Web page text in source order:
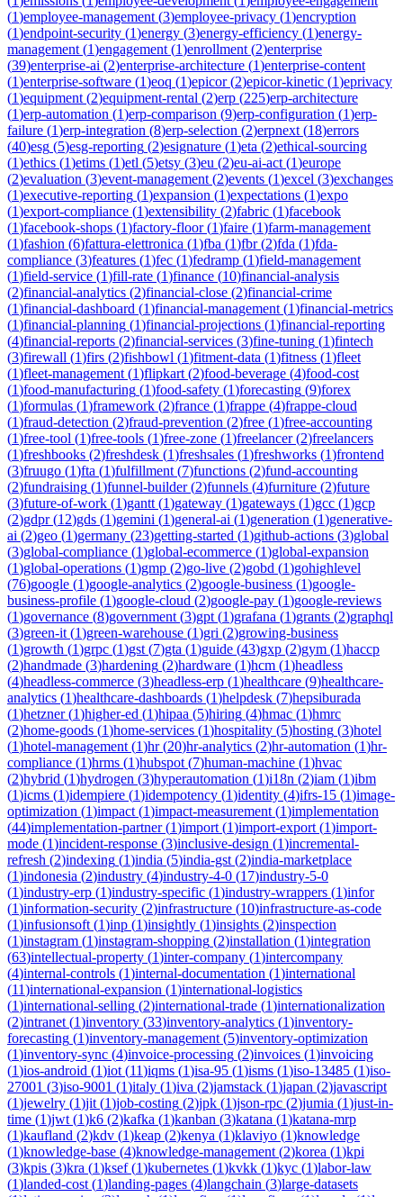
(1)employee-management (3)employee-privacy (1)encryption
(1)endpoint-security (1)energy (3)energy-efficiency (1)energy-
management (1)engagement (1)enrollment (2)enterprise
(39)enterprise-ai (2)enterprise-architecture (1)enterprise-content
(1)enterprise-software (1)eoq (1)epicor(2)epicor-kinetic (1)eprivacy
(1)equipment (2)equipment-rental (2)erp (225)erp-architecture
(1)erp-automation (1)erp-comparison (9)erp-configuration (1)erp-
failure (1)erp-integration (8)erp-selection (2)erpnext (18)errors
(40)esg (5)esg-reporting (2)esignature (1)eta (2)ethical-sourcing
(1)ethics (1)etims (1)etl (5)etsy (3)eu (2)eu-ai-act (1)europe
(2)evaluation (3)event-management (2)events (1)excel (3)exchanges
(1)executive-reporting (1)expansion (1)expectations (1)expo
(1)export-compliance (1)extensibility (2)fabric (1)facebook
(1)facebook-shops (1)factory-floor(1)faire (1)farm-management
(1)fashion (6)fattura-elettronica (1)fba (1)fbr(2)fda (1)fda-
compliance (3)features (1)fec (1)fedramp (1)field-management
(1)field-service (1)fill-rate (1)finance (10)financial-analysis
(2)financial-analytics (2)financial-close (2)financial-crime
(1)financial-dashboard (1)financial-management (1)financial-metrics
(1)financial-planning (1)financial-projections (1)financial-reporting
(4)financial-reports (2)financial-services (3)fine-tuning (1)fintech
(3)firewall (1)firs (2)fishbowl (1)fitment-data (1)fitness (1)fleet
(1)fleet-management (1)flipkart (2)food-beverage (4)food-cost
(1)food-manufacturing (1)food-safety (1)forecasting (9)forex
(1)formulas (1)framework (2)france (1)frappe (4)frappe-cloud
(1)fraud-detection (2)fraud-prevention (2)free (1)free-accounting
(1)free-tool (1)free-tools (1)free-zone (1)freelancer(2)freelancers
(1)freshbooks (2)freshdesk (1)freshsales (1)freshworks (1)frontend
(3)fruugo (1)fta (1)fulfillment (7)functions (2)fund-accounting
(2)fundraising (1)funnel-builder(2)funnels (4)furniture (2)future
(3)future-of-work (1)gantt (1)gateway (1)gateways (1)gcc (1)gcp
(2)gdpr(12)gds (1)gemini (1)general-ai (1)generation (1)generative-
ai (2)geo (1)germany (23)getting-started (1)github-actions (3)global
(3)global-compliance (1)global-ecommerce (1)global-expansion
(1)global-operations (1)gmp (2)go-live (2)gobd (1)gohighlevel
(76)google (1)google-analytics (2)google-business (1)google-
business-profile (1)google-cloud (2)google-pay (1)google-reviews
(1)governance (8)government (3)gpt (1)grafana (1)grants (2)graphql
(3)green-it (1)green-warehouse (1)gri (2)growing-business
(1)growth (1)grpc (1)gst (7)gta (1)guide (43)gxp (2)gym (1)haccp
(2)handmade (3)hardening (2)hardware (1)hcm (1)headless
(4)headless-commerce (3)headless-erp (1)healthcare (9)healthcare-
analytics (1)healthcare-dashboards (1)helpdesk (7)hepsiburada
(1)hetzner(1)higher-ed (1)hipaa (5)hiring (4)hmac (1)hmrc
(2)home-goods (1)home-services (1)hospitality (5)hosting (3)hotel
(1)hotel-management (1)hr(20)hr-analytics (2)hr-automation (1)hr-
compliance (1)hrms (1)hubspot (7)human-machine (1)hvac
(2)hybrid (1)hydrogen (3)hyperautomation (1)i18n (2)iam (1)ibm
(1)icms (1)idempiere (1)idempotency (1)identity (4)ifrs-15 (1)image-
optimization (1)impact (1)impact-measurement (1)implementation
(44)implementation-partner(1)import (1)import-export (1)import-
mode (1)incident-response (3)inclusive-design (1)incremental-
refresh (2)indexing (1)india (5)india-gst (2)india-marketplace
(1)indonesia (2)industry (4)industry-4-0 (17)industry-5-0
(1)industry-erp (1)industry-specific (1)industry-wrappers (1)infor
(1)information-security (2)infrastructure (10)infrastructure-as-code
(1)infusionsoft (1)inp (1)insightly (1)insights (2)inspection
(1)instagram (1)instagram-shopping (2)installation (1)integration
(63)intellectual-property (1)inter-company (1)intercompany
(4)internal-controls (1)internal-documentation (1)international
(11)international-expansion (1)international-logistics
(1)international-selling (2)international-trade (1)internationalization
(2)intranet (1)inventory (33)inventory-analytics (1)inventory-
forecasting (1)inventory-management (5)inventory-optimization
(1)inventory-sync (4)invoice-processing (2)invoices (1)invoicing
(1)ios-android (1)iot (11)iqms (1)isa-95 (1)isms (1)iso-13485 (1)iso-
27001 (3)iso-9001 (1)italy (1)iva (2)jamstack (1)japan (2)javascript
(1)jewelry (1)jit (1)job-costing (2)jpk (1)json-rpc (2)jumia (1)just-in-
time (1)jwt (1)k6 (2)kafka (1)kanban (3)katana (1)katana-mrp
(1)kaufland (2)kdv (1)keap (2)kenya (1)klaviyo (1)knowledge
(1)knowledge-base (4)knowledge-management (2)korea (1)kpi
(3)kpis (3)kra (1)ksef(1)kubernetes (1)kvkk (1)kyc (1)labor-law
(1)landed-cost (1)landing-pages (4)langchain (3)large-datasets